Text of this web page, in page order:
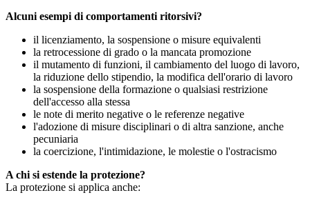
Alcuni esempi di comportamenti ritorsivi?
il licenziamento, la sospensione o misure equivalenti
la retrocessione di grado o la mancata promozione
il mutamento di funzioni, il cambiamento del luogo di lavoro,
la riduzione dello stipendio, la modifica dell'orario di lavoro
la sospensione della formazione o qualsiasi restrizione
dell'accesso alla stessa
le note di merito negative o le referenze negative
l'adozione di misure disciplinari o di altra sanzione, anche
pecuniaria
la coercizione, l'intimidazione, le molestie o l'ostracismo
A chi si estende la protezione?
La protezione si applica anche: